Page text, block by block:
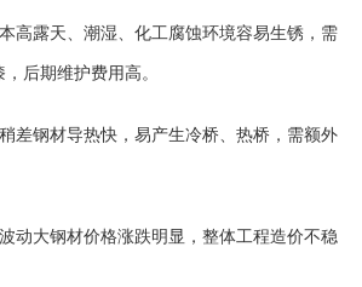
高露天、潮湿、化工腐蚀环境容易生锈，需
后期维护费用高。
差钢材导热快，易产生冷桥、热桥，需额外
动大钢材价格涨跌明显，整体工程造价不稳